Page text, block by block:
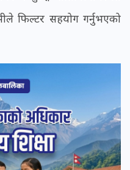
फिल्टर सहयोग गर्नुभएको